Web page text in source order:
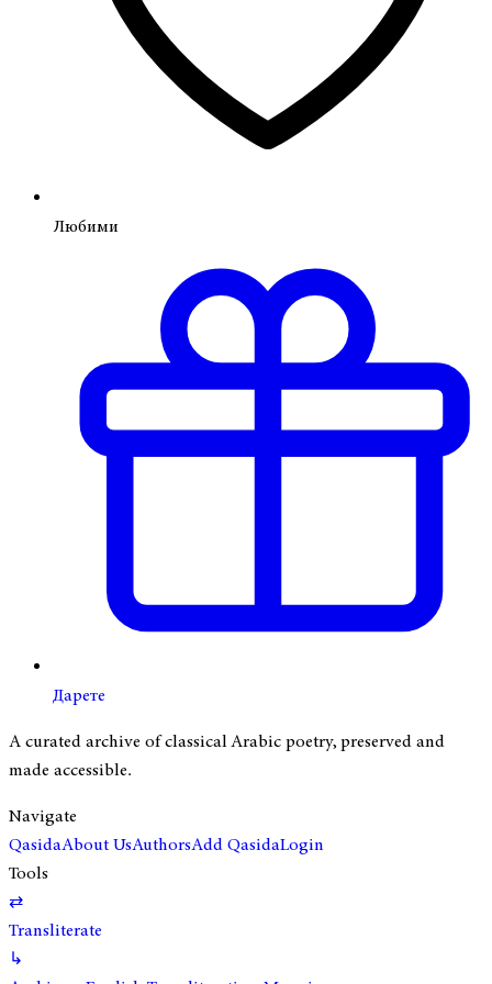
Любими
Дарете
A curated archive of classical Arabic poetry, preserved and
made accessible.
Navigate
QasidaAbout UsAuthorsAdd QasidaLogin
Tools
⇄
Transliterate
↳